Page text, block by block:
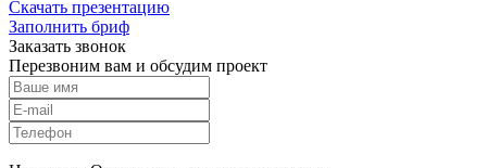
Скачать презентацию
Заполнить бриф
Заказать звонок
Перезвоним вам и обсудим проект